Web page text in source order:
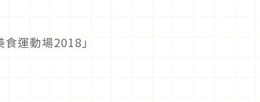
運動場2018」